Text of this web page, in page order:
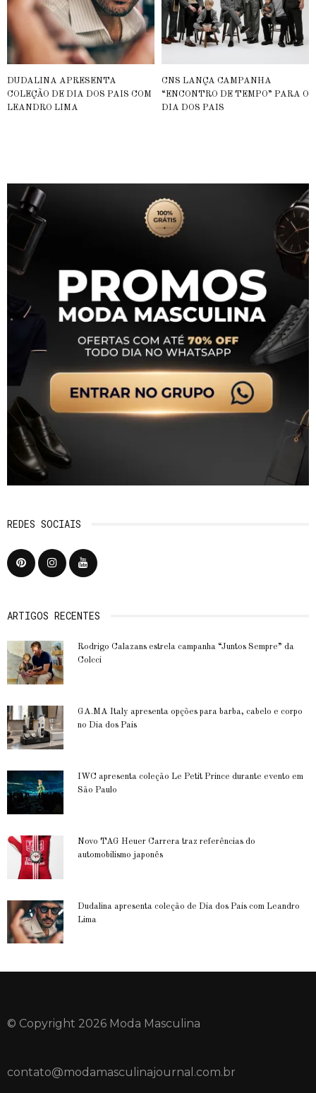
DUDALINA APRESENTA
COLEÇÃO DE DIA DOS PAIS COM
LEANDRO LIMA
CNS LANÇA CAMPANHA
“ENCONTRO DE TEMPO” PARA O
DIA DOS PAIS
REDES SOCIAIS
ARTIGOS RECENTES
Rodrigo Calazans estrela campanha “Juntos Sempre” da
Colcci
GA.MA Italy apresenta opções para barba, cabelo e corpo
no Dia dos Pais
IWC apresenta coleção Le Petit Prince durante evento em
São Paulo
Novo TAG Heuer Carrera traz referências do
automobilismo japonês
Dudalina apresenta coleção de Dia dos Pais com Leandro
Lima
© Copyright 2026 Moda Masculina
contato@modamasculinajournal.com.br